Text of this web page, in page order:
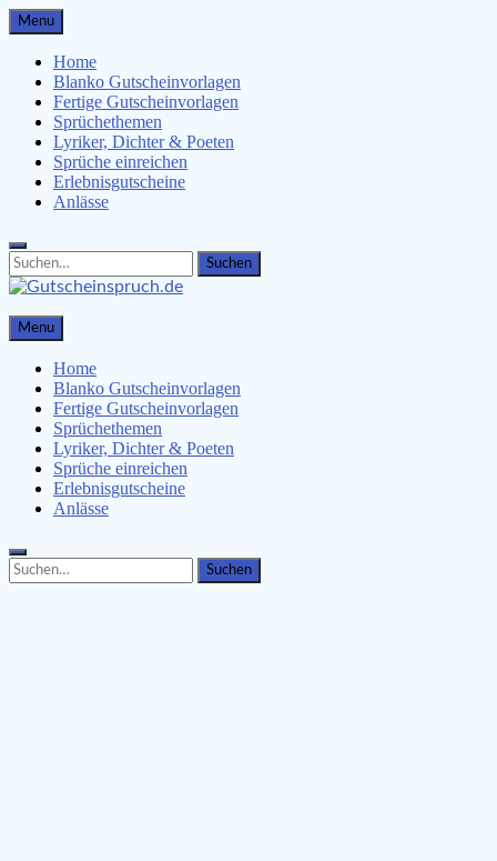
Skip
to
content
Menu
Home
Blanko Gutscheinvorlagen
Fertige Gutscheinvorlagen
Sprüchethemen
Lyriker, Dichter & Poeten
Sprüche einreichen
Erlebnisgutscheine
Anlässe
Search
for:
Search
Gutscheinspruch.de
Gutscheinsprüche & Gutscheinvorlagen finden
Menu
Home
Blanko Gutscheinvorlagen
Fertige Gutscheinvorlagen
Sprüchethemen
Lyriker, Dichter & Poeten
Sprüche einreichen
Erlebnisgutscheine
Anlässe
Search
for:
Search